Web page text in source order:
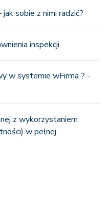
sobie z nimi radzić?
inspekcji
w systemie wFirma ? -
z wykorzystaniem
w pełnej